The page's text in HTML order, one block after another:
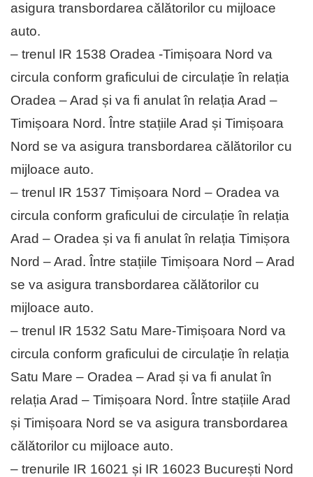
asigura transbordarea călătorilor cu mijloace
auto.
– trenul IR 1538 Oradea -Timișoara Nord va
circula conform graficului de circulație în relația
Oradea – Arad și va fi anulat în relația Arad –
Timișoara Nord. Între stațiile Arad și Timișoara
Nord se va asigura transbordarea călătorilor cu
mijloace auto.
– trenul IR 1537 Timișoara Nord – Oradea va
circula conform graficului de circulație în relația
Arad – Oradea și va fi anulat în relația Timișora
Nord – Arad. Între stațiile Timișoara Nord – Arad
se va asigura transbordarea călătorilor cu
mijloace auto.
– trenul IR 1532 Satu Mare-Timișoara Nord va
circula conform graficului de circulație în relația
Satu Mare – Oradea – Arad și va fi anulat în
relația Arad – Timișoara Nord. Între stațiile Arad
și Timișoara Nord se va asigura transbordarea
călătorilor cu mijloace auto.
– trenurile IR 16021 și IR 16023 București Nord